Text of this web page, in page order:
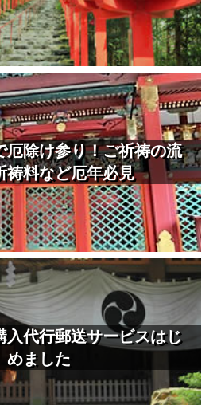
厄除け参り！ご祈祷の流
祷料など厄年必見
入代行郵送サービスはじ
めました